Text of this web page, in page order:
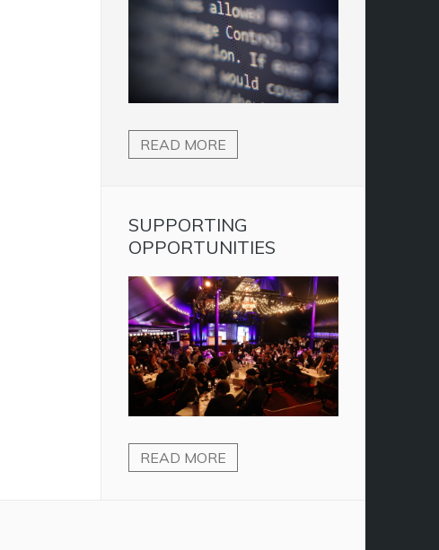
READ MORE
SUPPORTING
OPPORTUNITIES
READ MORE